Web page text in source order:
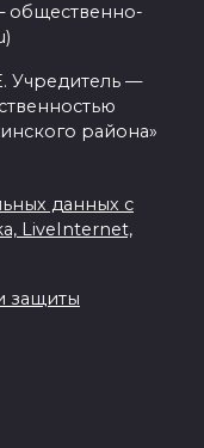
общественно-
Учредитель —
района»
данных с
LiveInternet,
защиты